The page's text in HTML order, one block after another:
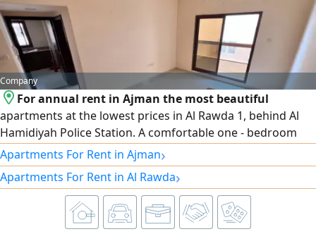
Company
For annual rent in Ajman the most beautiful
apartments at the lowest prices in Al Rawda 1, behind Al
Hamidiyah Police Station. A comfortable one - bedroom
plus hall apartment, featuring a master bedroom and 2
bathrooms, with wall wardrobes and a balcony with an
open view. Central air conditioning and cooling, and a
prime, service - oriented location close to all amenities.
easy access to Sharjah and Dubai
Apartments For Rent in Ajman›
Apartments For Rent in Al Rawda›